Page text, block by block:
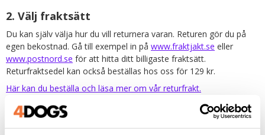
2. Välj fraktsätt
Du kan själv välja hur du vill returnera varan. Returen gör du på
egen bekostnad. Gå till exempel in på www.fraktjakt.se eller
www.postnord.se för att hitta ditt billigaste fraktsätt.
Returfraktsedel kan också beställas hos oss för 129 kr.
Här kan du beställa och läsa mer om vår returfrakt.
Det går också bra att kostnadsfritt returnera varan direkt till vårt
lager på Lodjursgatan 4B i Landskrona eller på hundutställningar
där vi har monter.Här hittar du en lista över de hundutställningar